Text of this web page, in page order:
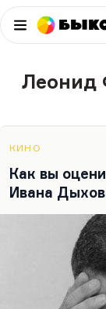
Леонид
КИНО
Как вы
Ивана